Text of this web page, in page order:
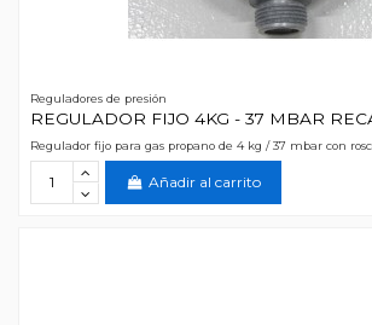
Reguladores de presión
REGULADOR FIJO 4KG - 37 MBAR
Regulador fijo para gas propano de 4 kg / 37 mbar con
Añadir al carrito